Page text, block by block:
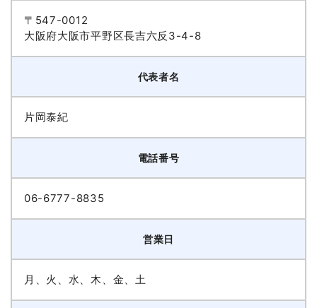
〒547-0012
大阪府大阪市平野区長吉六反3-4-8
代表者名
片岡泰紀
電話番号
06-6777-8835
営業日
月、火、水、木、金、土